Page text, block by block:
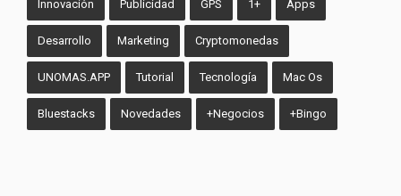
Innovación Publicidad GPS 1+ Apps
Desarrollo Marketing Cryptomonedas
UNOMAS.APP Tutorial Tecnología Mac Os
Bluestacks Novedades +Negocios +Bingo